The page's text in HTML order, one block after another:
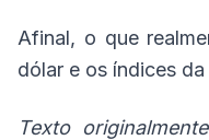
Afinal, o que
dólar e os índices
Texto